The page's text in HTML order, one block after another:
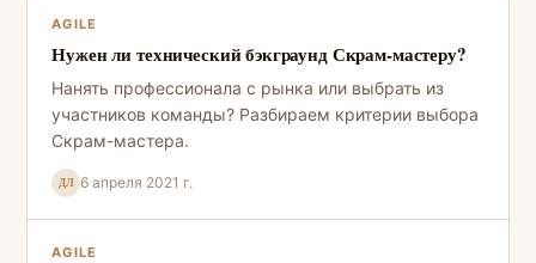
AGILE
Нужен ли технический бэкграунд Скрам-мастеру?
Нанять профессионала с рынка или выбрать из
участников команды? Разбираем критерии выбора
Скрам-мастера.
ДЛ 6 апреля 2021 г.
AGILE